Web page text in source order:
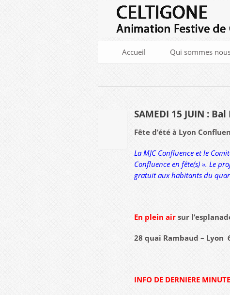
Accueil Qui sommes
SAMEDI 15 JUIN :
Fête d’été à Lyon
La MJC Confluence et le
Confluence en fête(s) ». Le
gratuit aux habitants du
En plein air sur
28 quai Rambaud – Lyon
INFO DE DERNIERE